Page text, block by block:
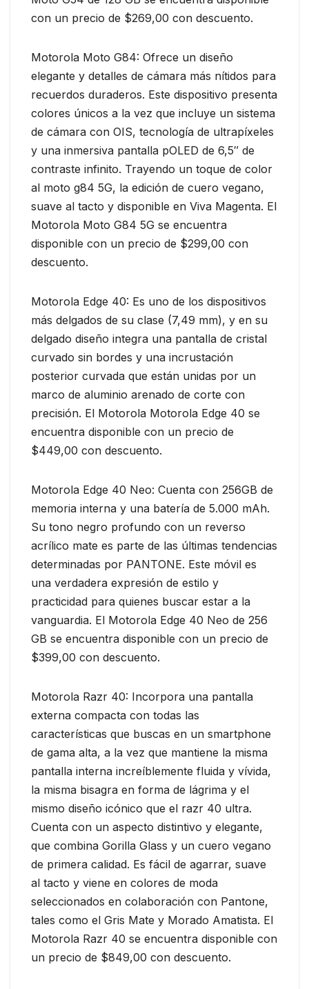
con un precio de $269,00 con descuento.
Motorola Moto G84: Ofrece un diseño
elegante y detalles de cámara más nítidos para
recuerdos duraderos. Este dispositivo presenta
colores únicos a la vez que incluye un sistema
de cámara con OIS, tecnología de ultrapíxeles
y una inmersiva pantalla pOLED de 6,5″ de
contraste infinito. Trayendo un toque de color
al moto g84 5G, la edición de cuero vegano,
suave al tacto y disponible en Viva Magenta. El
Motorola Moto G84 5G se encuentra
disponible con un precio de $299,00 con
descuento.
Motorola Edge 40: Es uno de los dispositivos
más delgados de su clase (7,49 mm), y en su
delgado diseño integra una pantalla de cristal
curvado sin bordes y una incrustación
posterior curvada que están unidas por un
marco de aluminio arenado de corte con
precisión. El Motorola Motorola Edge 40 se
encuentra disponible con un precio de
$449,00 con descuento.
Motorola Edge 40 Neo: Cuenta con 256GB de
memoria interna y una batería de 5.000 mAh.
Su tono negro profundo con un reverso
acrílico mate es parte de las últimas tendencias
determinadas por PANTONE. Este móvil es
una verdadera expresión de estilo y
practicidad para quienes buscar estar a la
vanguardia. El Motorola Edge 40 Neo de 256
GB se encuentra disponible con un precio de
$399,00 con descuento.
Motorola Razr 40: Incorpora una pantalla
externa compacta con todas las
características que buscas en un smartphone
de gama alta, a la vez que mantiene la misma
pantalla interna increíblemente fluida y vívida,
la misma bisagra en forma de lágrima y el
mismo diseño icónico que el razr 40 ultra.
Cuenta con un aspecto distintivo y elegante,
que combina Gorilla Glass y un cuero vegano
de primera calidad. Es fácil de agarrar, suave
al tacto y viene en colores de moda
seleccionados en colaboración con Pantone,
tales como el Gris Mate y Morado Amatista. El
Motorola Razr 40 se encuentra disponible con
un precio de $849,00 con descuento.